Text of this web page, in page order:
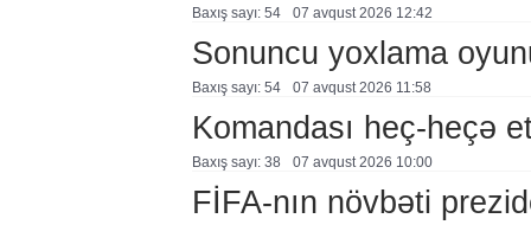
Baxış sayı: 54 07 avqust 2026 12:42
Sonuncu yoxlama
Baxış sayı: 54 07 avqust 2026 11:58
Komandası heç-heçə
Baxış sayı: 38 07 avqust 2026 10:00
FİFA-nın növbəti